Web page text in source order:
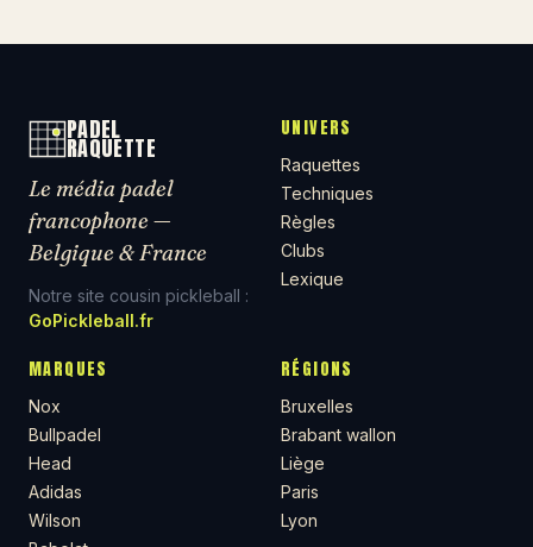
PADEL
RAQUETTE
Le média padel
francophone —
Belgique & France
Notre site cousin pickleball :
GoPickleball.fr
UNIVERS
Raquettes
Techniques
Règles
Clubs
Lexique
MARQUES
Nox
Bullpadel
Head
Adidas
Wilson
RÉGIONS
Bruxelles
Brabant wallon
Liège
Paris
Lyon